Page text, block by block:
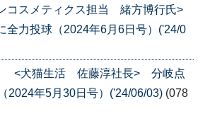
コスメティクス担当 緒方博行氏>
力投球（2024年6月6日号）('24/0
】 <犬猫生活 佐藤淳社長> 分岐点
2024年5月30日号）('24/06/03) (078